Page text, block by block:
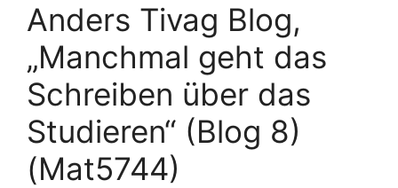
Anders Tivag Blog,
„Manchmal geht das
Schreiben über das
Studieren“ (Blog 8)
(Mat5744)